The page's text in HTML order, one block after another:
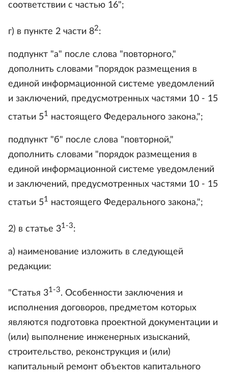
соответствии с частью 16";
г) в пункте 2 части 82:
подпункт "а" после слова "повторного,"
дополнить словами "порядок размещения в
единой информационной системе уведомлений
и заключений, предусмотренных частями 10 - 15
статьи 51 настоящего Федерального закона,";
подпункт "б" после слова "повторной,"
дополнить словами "порядок размещения в
единой информационной системе уведомлений
и заключений, предусмотренных частями 10 - 15
статьи 51 настоящего Федерального закона,";
2) в статье 31-3:
а) наименование изложить в следующей
редакции:
"Статья 31-3. Особенности заключения и
исполнения договоров, предметом которых
являются подготовка проектной документации и
(или) выполнение инженерных изысканий,
строительство, реконструкция и (или)
капитальный ремонт объектов капитального